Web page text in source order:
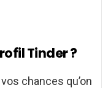
Tinder ?
chances qu’on